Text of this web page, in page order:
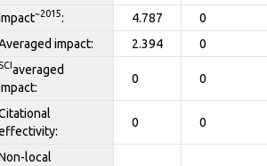
~2015: 4.787 0
impact:
2.394 0
averaged
0 0
0 0
local